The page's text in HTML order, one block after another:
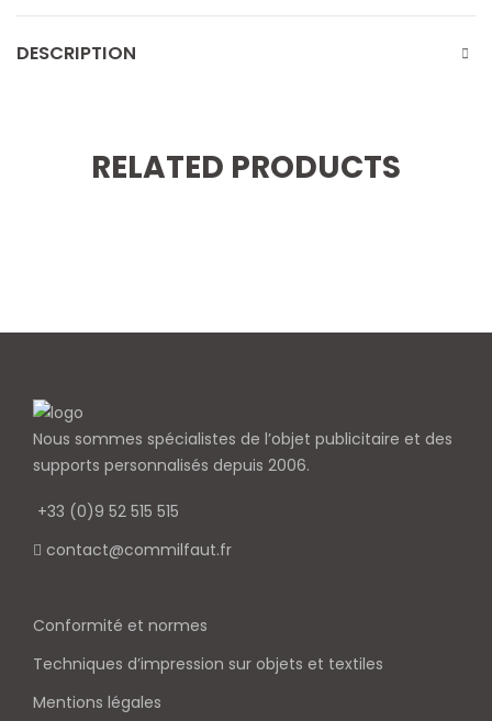
DESCRIPTION
RELATED PRODUCTS
Nous sommes spécialistes de l’objet publicitaire et des
supports personnalisés depuis 2006.
+33 (0)9 52 515 515
contact@commilfaut.fr
Conformité et normes
Techniques d’impression sur objets et textiles
Mentions légales